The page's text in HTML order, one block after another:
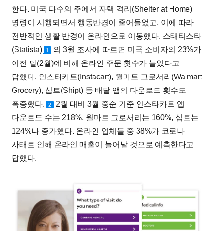
한다. 미국 다수의 주에서 자택 격리(Shelter at Home)
명령이 시행되면서 행동반경이 줄어들었고, 이에 따라
전반적인 생활 반경이 온라인으로 이동했다. 스태티스타
(Statista)
1
의 3월 조사에 따르면 미국 소비자의 23%가
이전 달(2월)에 비해 온라인 주문 횟수가 늘었다고
답했다. 인스타카트(Instacart), 월마트 그로서리(Walmart
Grocery), 십트(Shipt) 등 배달 앱의 다운로드 횟수도
폭증했다.
2
2월 대비 3월 중순 기준 인스타카트 앱
다운로드 수는 218%, 월마트 그로서리는 160%, 십트는
124%나 증가했다. 온라인 업체들 중 38%가 코로나
사태로 인해 온라인 매출이 늘어날 것으로 예측한다고
답했다.